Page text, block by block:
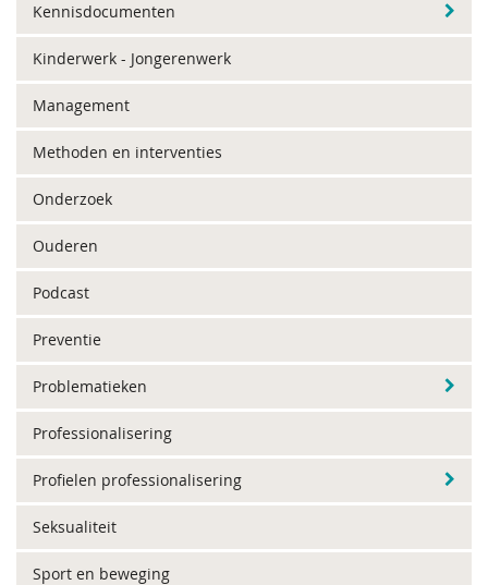
Kennisdocumenten
Kinderwerk - Jongerenwerk
Management
Methoden en interventies
Onderzoek
Ouderen
Podcast
Preventie
Problematieken
Professionalisering
Profielen professionalisering
Seksualiteit
Sport en beweging